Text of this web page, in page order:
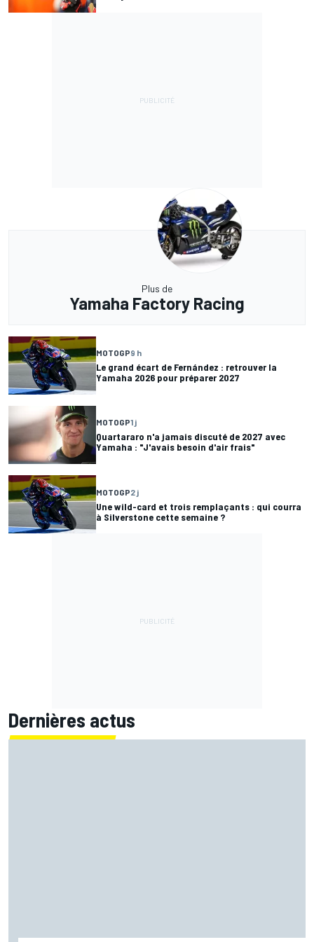
Plus de
Yamaha Factory Racing
MOTOGP9 h
Le grand écart de Fernández : retrouver la
Yamaha 2026 pour préparer 2027
MOTOGP1 j
Quartararo n'a jamais discuté de 2027 avec
Yamaha : "J'avais besoin d'air frais"
MOTOGP2 j
Une wild-card et trois remplaçants : qui courra
à Silverstone cette semaine ?
Dernières actus